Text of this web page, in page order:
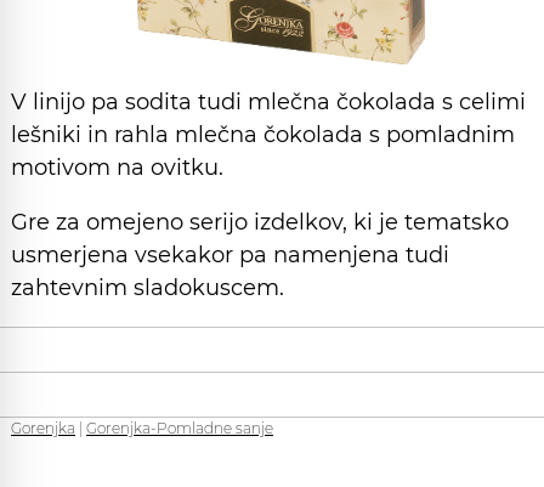
V linijo pa sodita tudi mlečna čokolada s celimi
lešniki in rahla mlečna čokolada s pomladnim
motivom na ovitku.
Gre za omejeno serijo izdelkov, ki je tematsko
usmerjena vsekakor pa namenjena tudi
zahtevnim sladokuscem.
Gorenjka | Gorenjka-Pomladne sanje